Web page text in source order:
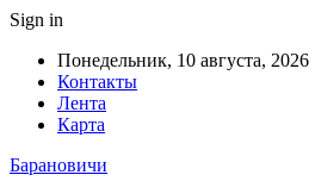
Sign in
Понедельник, 10 августа, 2026
Контакты
Лента
Карта
Барановичи